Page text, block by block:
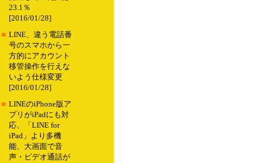
23.1％
[2016/01/28]
■ LINE、違う電話番
号のスマホから一
方的にアカウント
移管操作を行えな
いよう仕様変更
[2016/01/28]
■ LINEのiPhone版ア
プリがiPadにも対
応、「LINE for
iPad」より多機
能、大画面で音
声・ビデオ通話が